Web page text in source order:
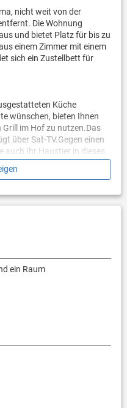
nicht weit von der
Die Wohnung
und bietet Platz für bis zu
einem Zimmer mit einem
sich ein Zustellbett für
Küche
wünschen, bieten Ihnen
Grill im Hof ​​zu nutzen.Das
über Sat-TV.Gegen einen
auch Ihr Haustier in dieses
ein Raum